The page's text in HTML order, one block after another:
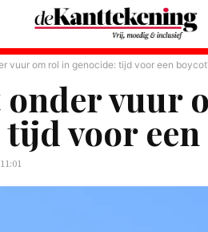
vuur om rol in genocide: tijd voor een
vuur
voor een